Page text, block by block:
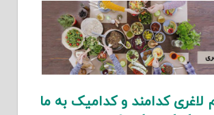
لاغری کدامند و کدامیک به ما